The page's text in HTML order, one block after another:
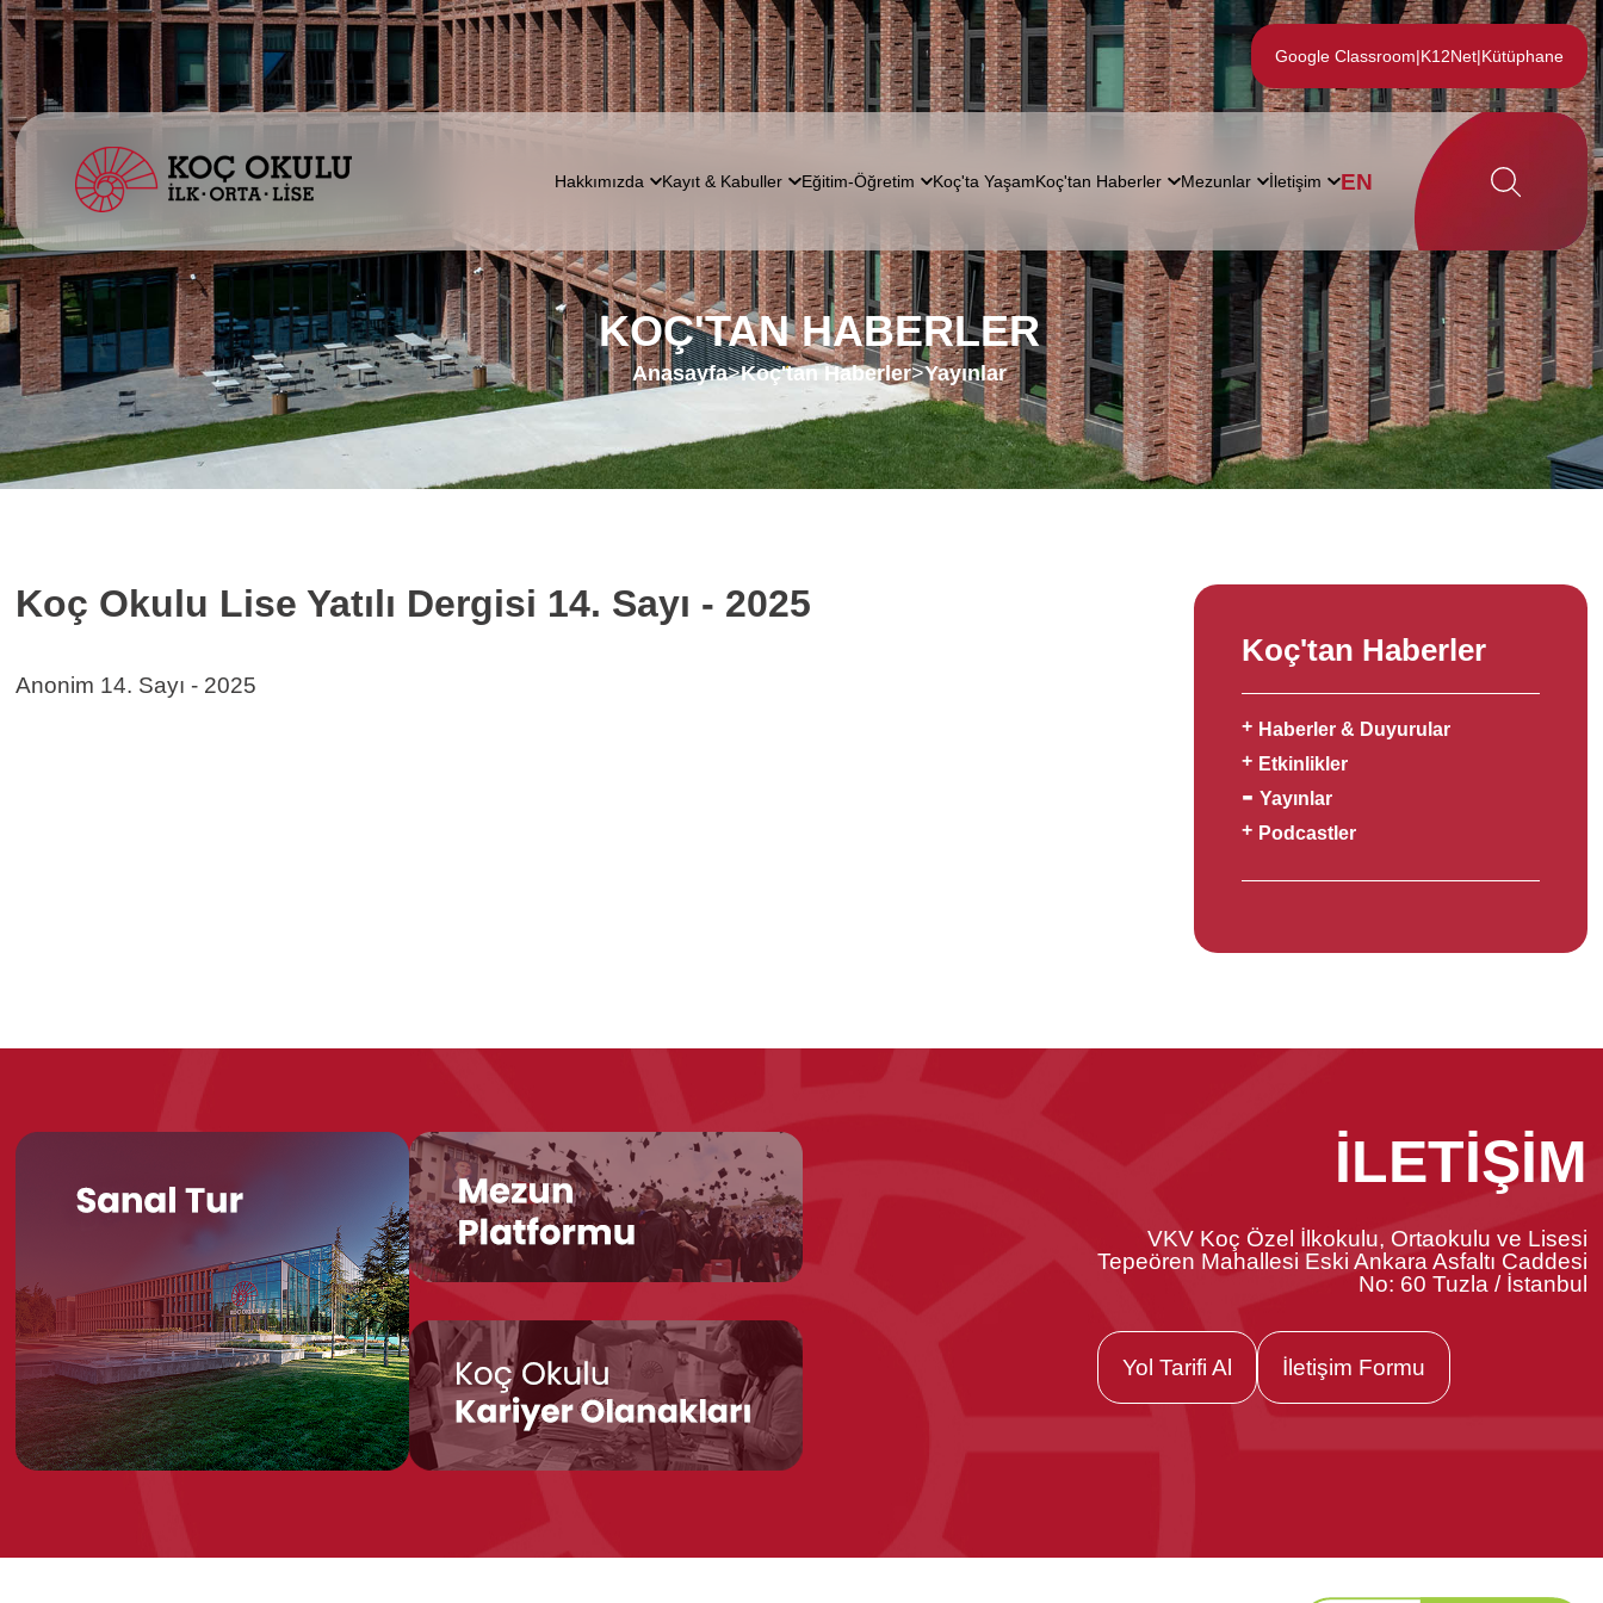
Google Classroom|K12Net|Kütüphane
Hakkımızda Kayıt & Kabuller Eğitim-Öğretim Koç'ta YaşamKoç'tan Haberler Mezunlar İletişim EN
KOÇ'TAN HABERLER
Anasayfa>Koç'tan Haberler>Yayınlar
Koç Okulu Lise Yatılı Dergisi 14. Sayı - 2025
Anonim 14. Sayı - 2025
Koç'tan Haberler
Haberler & Duyurular
Etkinlikler
Yayınlar
Podcastler
İLETİŞİM
VKV Koç Özel İlkokulu, Ortaokulu ve Lisesi
Tepeören Mahallesi Eski Ankara Asfaltı Caddesi
No: 60 Tuzla / İstanbul
Yol Tarifi Al İletişim Formu